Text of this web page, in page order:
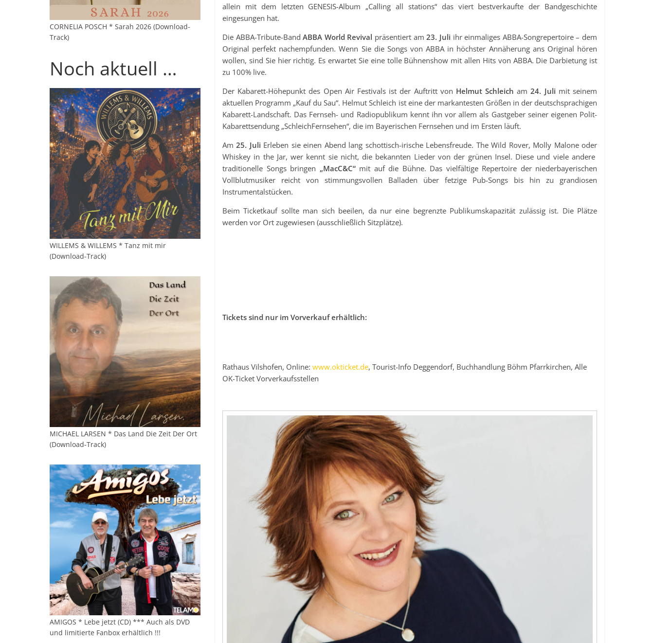
allein mit dem letzten GENESIS-Album „Calling all stations“ das viert bestverkaufte der Bandgeschichte
eingesungen hat.
Die ABBA-Tribute-BandABBA World Revival präsentiert am23. Juli ihr einmaliges ABBA-Songrepertoire – dem
Original perfekt nachempfunden. Wenn Sie die Songs von ABBA in höchster Annäherung ans Original hören
wollen, sind Sie hier richtig. Es erwartet Sie eine tolle Bühnenshow mit allen Hits von ABBA. Die Darbietung ist
zu 100% live.
Der Kabarett-Höhepunkt des Open Air Festivals ist der Auftritt von Helmut Schleich am24. Juli mit seinem
aktuellen Programm „Kauf du Sau“. Helmut Schleich ist eine der markantesten Größen in der deutschsprachigen
Kabarett-Landschaft. Das Fernseh- und Radiopublikum kennt ihn vor allem als Gastgeber seiner eigenen Polit-
Kabarettsendung „SchleichFernsehen“, die im Bayerischen Fernsehen und im Ersten läuft.
Am25. Juli Erleben sie einen Abend lang schottisch-irische Lebensfreude. The Wild Rover, Molly Malone oder
Whiskey in the Jar, wer kennt sie nicht, die bekannten Lieder von der grünen Insel. Diese und viele andere
traditionelle Songs bringen „MacC&C“mit auf die Bühne. Das vielfältige Repertoire der niederbayerischen
Vollblutmusiker reicht von stimmungsvollen Balladen über fetzige Pub-Songs bis hin zu grandiosen
Instrumentalstücken.
Beim Ticketkauf sollte man sich beeilen, da nur eine begrenzte Publikumskapazität zulässig ist. Die Plätze
werden vor Ort zugewiesen (ausschließlich Sitzplätze).
Tickets sind nur im Vorverkauf erhältlich:
Rathaus Vilshofen, Online: www.okticket.de, Tourist-Info Deggendorf, Buchhandlung Böhm Pfarrkirchen, Alle
OK-Ticket Vorverkaufsstellen
CORNELIA POSCH * Sarah 2026 (Download-
Track)
Noch aktuell …
WILLEMS & WILLEMS * Tanz mit mir
(Download-Track)
MICHAEL LARSEN * Das Land Die Zeit Der Ort
(Download-Track)
AMIGOS * Lebe jetzt (CD) *** Auch als DVD
und limitierte Fanbox erhältlich !!!